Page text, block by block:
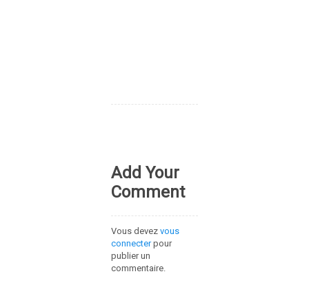
Add Your
Comment
Vous devez vous
connecterpour
publier un
commentaire.